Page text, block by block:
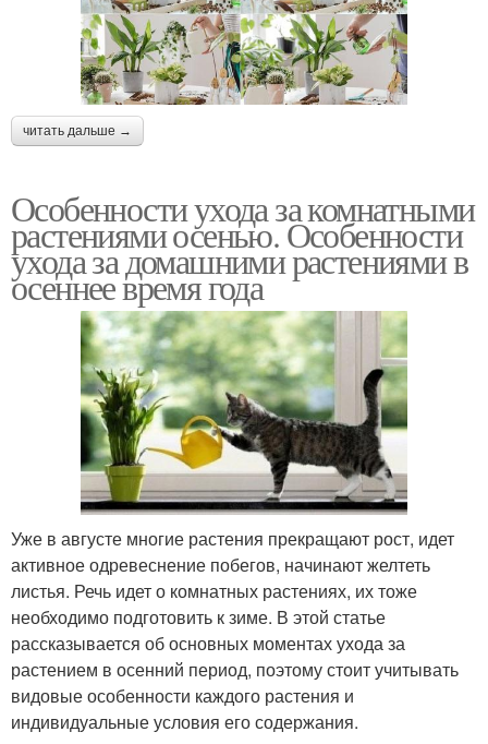
читать дальше →
Особенности ухода за комнатными
растениями осенью. Особенности
ухода за домашними растениями в
осеннее время года
Уже в августе многие растения прекращают рост, идет
активное одревеснение побегов, начинают желтеть
листья. Речь идет о комнатных растениях, их тоже
необходимо подготовить к зиме. В этой статье
рассказывается об основных моментах ухода за
растением в осенний период, поэтому стоит учитывать
видовые особенности каждого растения и
индивидуальные условия его содержания.